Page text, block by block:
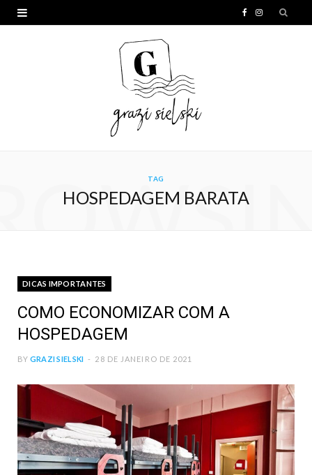
I
TAG
HOSPEDAGEM BARATA
DICAS IMPORTANTES
COMO ECONOMIZAR COM A
HOSPEDAGEM
BY GRAZI SIELSKI 28 DE JANEIRO DE 2021